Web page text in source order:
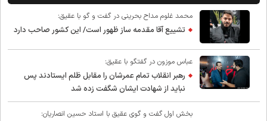
محمد غلوم مداح بحرینی در گفت و گو با عقیق:
تشییع آقا مقدمه ساز ظهور است/ این کشور صاحب دارد
عباس موزون در گفتگو با عقیق:
رهبر انقلاب تمام عمرشان را مقابل ظلم ایستادند پس
نباید از شهادت ایشان شگفت زده شد
بخش اول گفت و گوی عقیق با استاد حسین انصاریان: